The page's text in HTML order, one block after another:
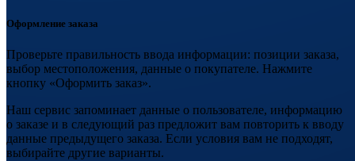
Оформление заказа
Проверьте правильность ввода информации: позиции заказа,
выбор местоположения, данные о покупателе. Нажмите
кнопку «Оформить заказ».
Наш сервис запоминает данные о пользователе, информацию
о заказе и в следующий раз предложит вам повторить к вводу
данные предыдущего заказа. Если условия вам не подходят,
выбирайте другие варианты.